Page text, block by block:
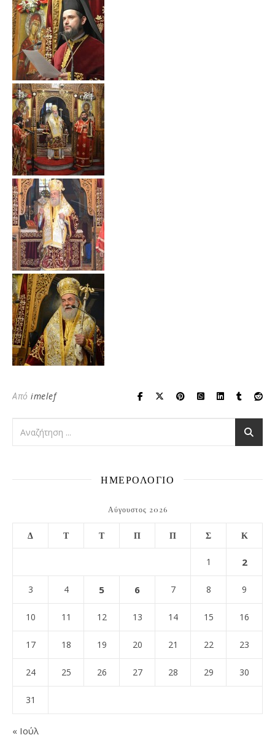
Από imelef
ΗΜΕΡΟΛΟΓΙΟ
Αύγουστος 2026
Δ Τ Τ Π Π Σ Κ
1 2
3 4 5 6 7 8 9
10 11 12 13 14 15 16
17 18 19 20 21 22 23
24 25 26 27 28 29 30
31
« Ιούλ